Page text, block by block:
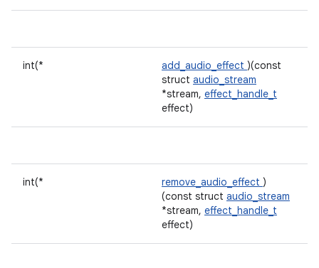
int(* add_audio_effect )(const
struct audio_stream
*stream, effect_handle_t
effect)
int(* remove_audio_effect )
(const struct audio_stream
*stream, effect_handle_t
effect)